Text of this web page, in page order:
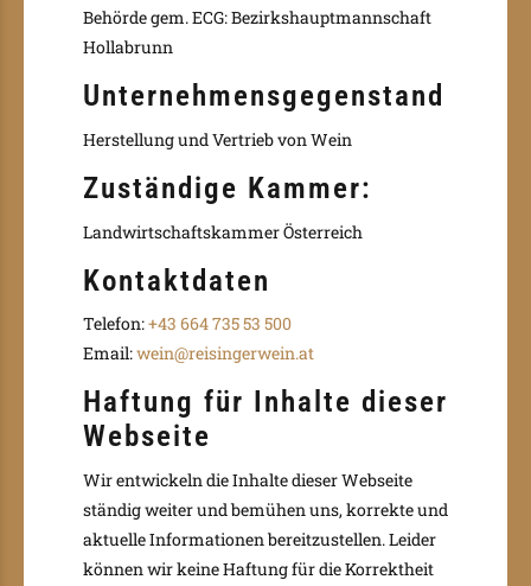
Behörde gem. ECG: Bezirkshauptmannschaft
Hollabrunn
Unternehmensgegenstand
Herstellung und Vertrieb von Wein
Zuständige Kammer:
Landwirtschaftskammer Österreich
Kontaktdaten
Telefon:+43 664 735 53 500
Email:wein@reisingerwein.at
Haftung für Inhalte dieser
Webseite
Wir entwickeln die Inhalte dieser Webseite
ständig weiter und bemühen uns, korrekte und
aktuelle Informationen bereitzustellen. Leider
können wir keine Haftung für die Korrektheit